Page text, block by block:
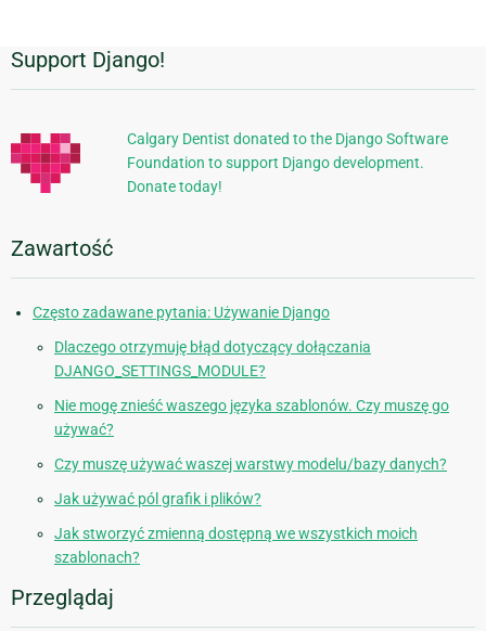
Dodatkowe
Support Django!
Calgary Dentist donated to the Django Software
Foundation to support Django development.
Donate today!
Zawartość
Często zadawane pytania: Używanie Django
Dlaczego otrzymuję błąd dotyczący dołączania
DJANGO_SETTINGS_MODULE?
Nie mogę znieść waszego języka szablonów. Czy muszę go
używać?
Czy muszę używać waszej warstwy modelu/bazy danych?
Jak używać pól grafik i plików?
Jak stworzyć zmienną dostępną we wszystkich moich
szablonach?
Przeglądaj